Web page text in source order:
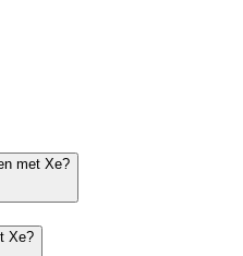
met Xe?
Xe?